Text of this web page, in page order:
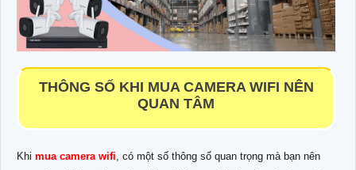
THÔNG SỐ KHI MUA CAMERA WIFI NÊN
QUAN TÂM
Khi mua camera wifi, có một số thông số quan trọng mà bạn nên